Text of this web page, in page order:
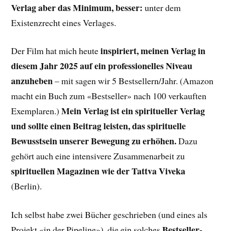
Verlag aber das Minimum, besser:unter dem
Existenzrecht eines Verlages.
Der Film hat mich heuteinspiriert, meinen Verlag in
diesem Jahr 2025 auf ein professionelles Niveau
anzuheben– mit sagen wir 5 Bestsellern/Jahr. (Amazon
macht ein Buch zum «Bestseller» nach 100 verkauften
Exemplaren.)Mein Verlag ist ein spiritueller Verlag
und sollte einen Beitrag leisten, das spirituelle
Bewusstsein unserer Bewegung zu erhöhen.Dazu
gehört auch eine intensivere Zusammenarbeit zu
spirituellen Magazinen wie der Tattva Viveka
(Berlin).
Ich selbst habe zwei Bücher geschrieben (und eines als